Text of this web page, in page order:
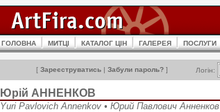
ГОЛОВНА МИТЦІ КАТАЛОГ ЦІН ГАЛЕРЕЯ ПОСЛУГИ
[ Зареєструватись | Забули пароль? ] Логін:
Юрій АННЕНКОВ
Yuri Pavlovich Annenkov • Юрий Павлович Анненков